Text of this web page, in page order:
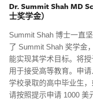
Dr. Summit Shah MD
士奖学金）
Summit Shah 博士一直
了 Summit Shah 奖学金
能实现其学术目标。将
用于接受高等教育。申
学校录取的高中毕业生
请按照提示申请 1000 美